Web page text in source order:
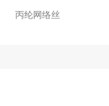
丙纶网络丝